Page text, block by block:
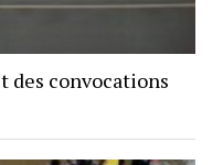
des convocations